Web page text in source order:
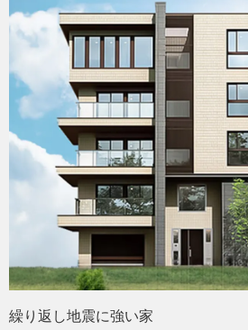
繰り返し地震に強い家